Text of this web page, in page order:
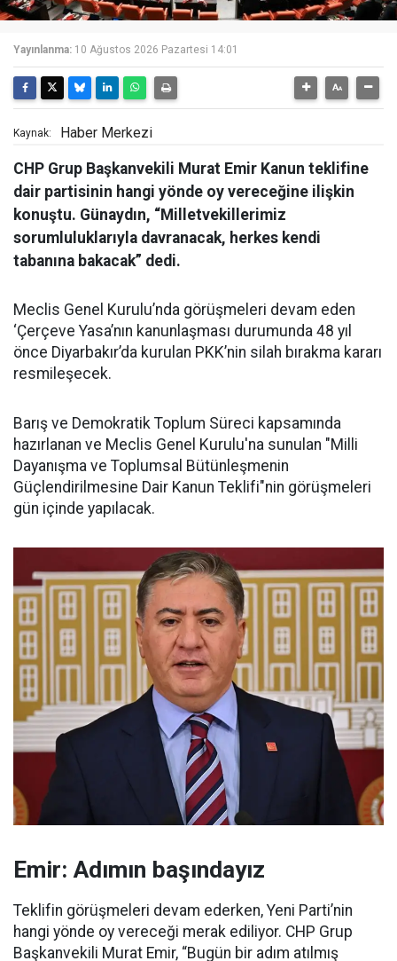
Yayınlanma: 10 Ağustos 2026 Pazartesi 14:01
Kaynak: Haber Merkezi
CHP Grup Başkanvekili Murat Emir Kanun teklifine
dair partisinin hangi yönde oy vereceğine ilişkin
konuştu. Günaydın, “Milletvekillerimiz
sorumluluklarıyla davranacak, herkes kendi
tabanına bakacak” dedi.
Meclis Genel Kurulu’nda görüşmeleri devam eden
‘Çerçeve Yasa’nın kanunlaşması durumunda 48 yıl
önce Diyarbakır’da kurulan PKK’nin silah bırakma kararı
resmileşecek.
Barış ve Demokratik Toplum Süreci kapsamında
hazırlanan ve Meclis Genel Kurulu'na sunulan "Milli
Dayanışma ve Toplumsal Bütünleşmenin
Güçlendirilmesine Dair Kanun Teklifi"nin görüşmeleri
gün içinde yapılacak.
Emir: Adımın başındayız
Teklifin görüşmeleri devam ederken, Yeni Parti’nin
hangi yönde oy vereceği merak ediliyor. CHP Grup
Başkanvekili Murat Emir, “Bugün bir adım atılmış